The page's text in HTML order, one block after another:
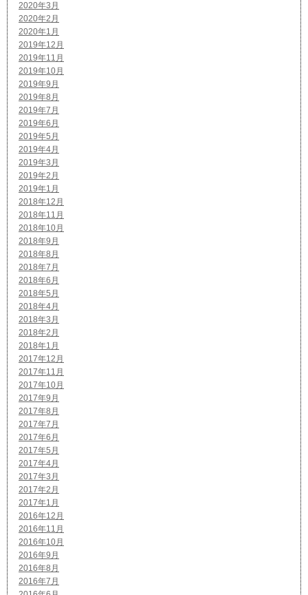
2020年3月
2020年2月
2020年1月
2019年12月
2019年11月
2019年10月
2019年9月
2019年8月
2019年7月
2019年6月
2019年5月
2019年4月
2019年3月
2019年2月
2019年1月
2018年12月
2018年11月
2018年10月
2018年9月
2018年8月
2018年7月
2018年6月
2018年5月
2018年4月
2018年3月
2018年2月
2018年1月
2017年12月
2017年11月
2017年10月
2017年9月
2017年8月
2017年7月
2017年6月
2017年5月
2017年4月
2017年3月
2017年2月
2017年1月
2016年12月
2016年11月
2016年10月
2016年9月
2016年8月
2016年7月